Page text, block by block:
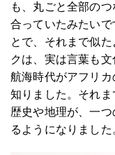
も、丸ごと全部の
合っていたみたい
とで、それまで似
クは、実は言葉も
航海時代がアフリ
知りました。それ
歴史や地理が、一
るようになりました。